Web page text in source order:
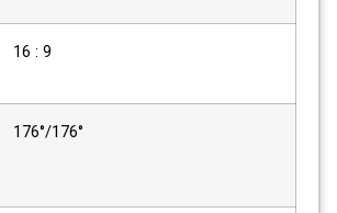
16 : 9
176°/176°